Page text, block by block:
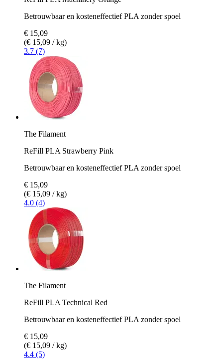
Betrouwbaar en kosteneffectief PLA zonder spoel
€ 15,09
(€ 15,09 / kg)
3.7 (7)
The Filament
ReFill PLA Strawberry Pink
Betrouwbaar en kosteneffectief PLA zonder spoel
€ 15,09
(€ 15,09 / kg)
4.0 (4)
The Filament
ReFill PLA Technical Red
Betrouwbaar en kosteneffectief PLA zonder spoel
€ 15,09
(€ 15,09 / kg)
4.4 (5)